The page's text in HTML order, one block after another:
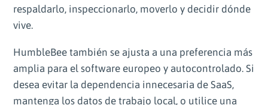
respaldarlo, inspeccionarlo, moverlo y decidir dónde
vive.
HumbleBee también se ajusta a una preferencia más
amplia para el software europeo y autocontrolado. Si
desea evitar la dependencia innecesaria de SaaS,
mantenga los datos de trabajo local, o utilice una